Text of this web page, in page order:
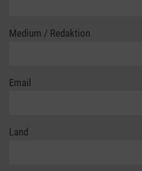
Medium / Redaktion
Email
Land